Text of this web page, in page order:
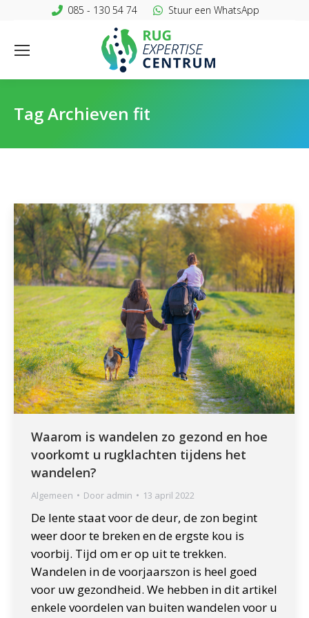
085 - 130 54 74 Stuur een WhatsApp
Tag Archieven fit
Waarom is wandelen zo gezond en hoe
voorkomt u rugklachten tijdens het
wandelen?
Algemeen Door admin 13 april 2022
De lente staat voor de deur, de zon begint
weer door te breken en de ergste kou is
voorbij. Tijd om er op uit te trekken.
Wandelen in de voorjaarszon is heel goed
voor uw gezondheid. We hebben in dit artikel
enkele voordelen van buiten wandelen voor u